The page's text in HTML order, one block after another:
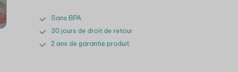
Sans BPA
30 jours de droit de retour
2 ans de garantie produit